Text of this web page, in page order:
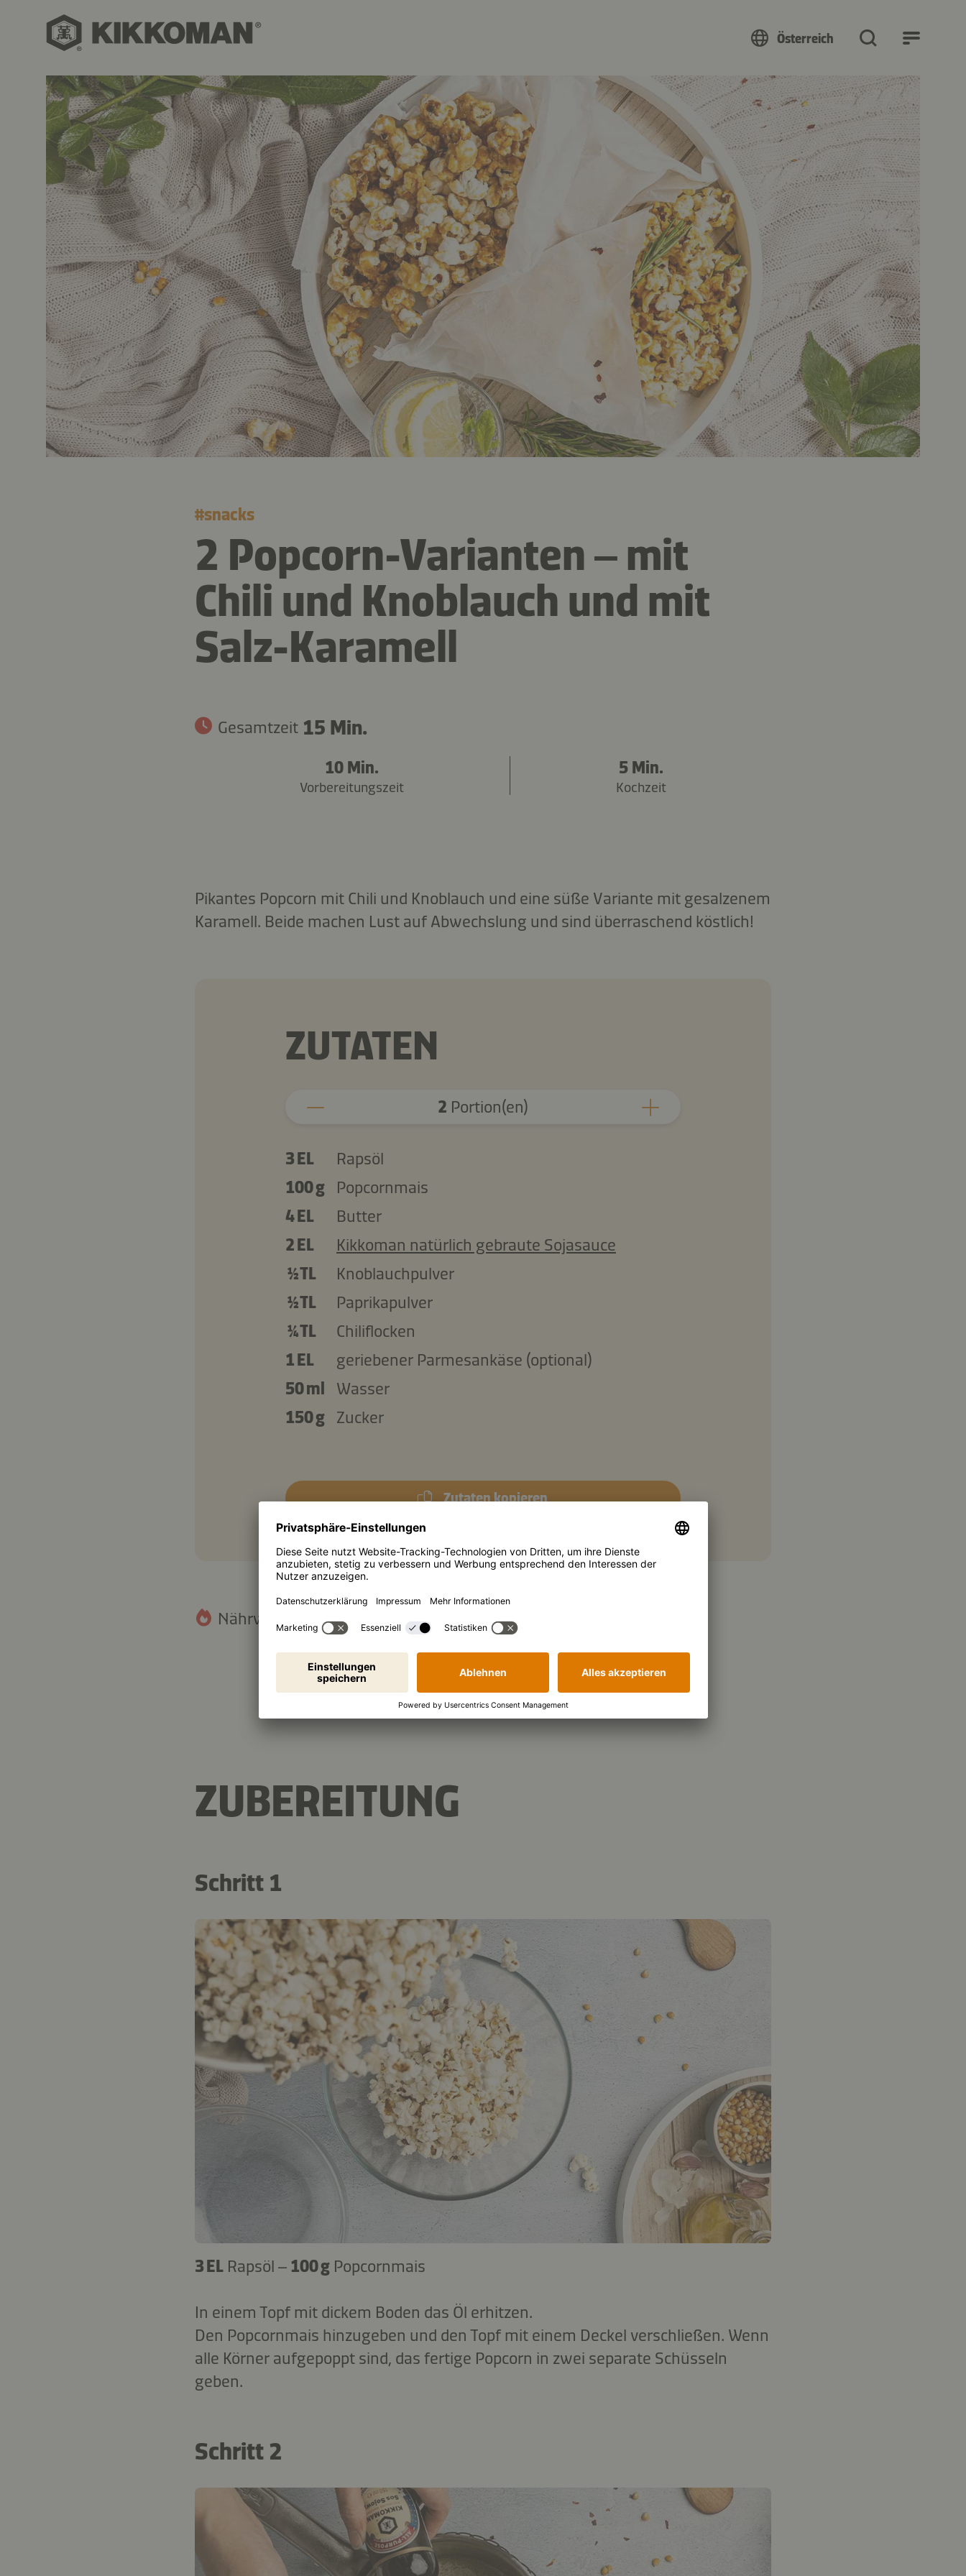
Österreich
#snacks
2 Popcorn-Varianten – mit
Chili und Knoblauch und mit
Salz-Karamell
Gesamtzeit 15 Min.
10 Min.
Vorbereitungszeit
5 Min.
Kochzeit
Pikantes Popcorn mit Chili und Knoblauch und eine süße Variante mit gesalzenem
Karamell. Beide machen Lust auf Abwechslung und sind überraschend köstlich!
ZUTATEN
2 Portion(en)
3 EL
Rapsöl
100 g
Popcornmais
4 EL
Butter
2 EL
Kikkoman natürlich gebraute Sojasauce
½ TL
Knoblauchpulver
½ TL
Paprikapulver
¼ TL
Chiliflocken
1 EL
geriebener Parmesankäse (optional)
50 ml
Wasser
150 g Zucker
Zutaten kopieren
Nährwertangaben (pro Portion): 2.845 kJ
25,7 g 8,6 g
Eiweiß
105 g
Kohlenhydrate
ZUBEREITUNG
Schritt 1
3 EL Rapsöl – 100 g Popcornmais
In einem Topf mit dickem Boden das Öl erhitzen.
Den Popcornmais hinzugeben und den Topf mit einem Deckel verschließen. Wenn
alle Körner aufgepoppt sind, das fertige Popcorn in zwei separate Schüsseln
geben.
Schritt 2